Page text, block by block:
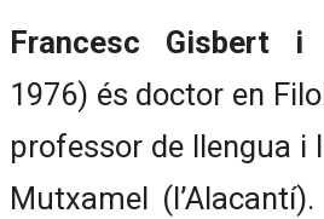
Francesc Gisbert i
1976) és doctor en
professor de llengua i
Mutxamel